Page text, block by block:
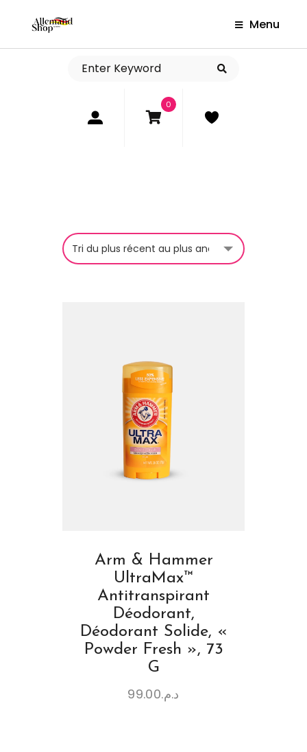
Menu
0
Arm & Hammer
UltraMax™
Antitranspirant
Déodorant,
Déodorant Solide, «
Powder Fresh », 73
G
د.م.99.00